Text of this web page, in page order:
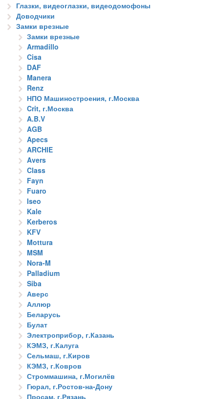
Глазки, видеоглазки, видеодомофоны
Доводчики
Замки врезные
Замки врезные
Armadillo
Cisa
DAF
Manera
Renz
НПО Машиностроения, г.Москва
Crit, г.Москва
A.B.V
AGB
Apecs
ARCHIE
Avers
Class
Fayn
Fuaro
Iseo
Kale
Kerberos
KFV
Mottura
MSM
Nora-M
Palladium
Siba
Аверс
Аллюр
Беларусь
Булат
Электроприбор, г.Казань
КЭМЗ, г.Калуга
Сельмаш, г.Киров
КЭМЗ, г.Ковров
Строммашина, г.Могилёв
Гюрал, г.Ростов-на-Дону
Просам, г.Рязань